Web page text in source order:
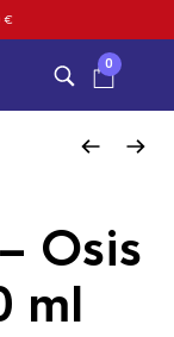
€
0
Osis
ml